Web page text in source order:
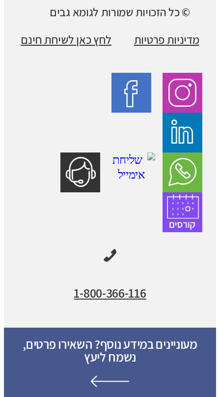
© כל הזכויות שמורות לגומא גבים
מדיניות פרטיות
לחץ כאן לשיחת חינם
1-800-366-116
מעוניינים במידע נוסף? השאירו פרטים,
נשמח ליעץ